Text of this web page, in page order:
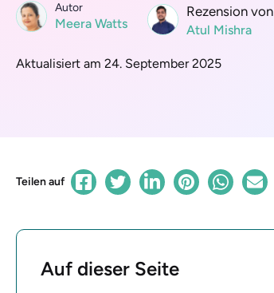
Autor
Meera Watts
Rezension von
Atul Mishra
Aktualisiert am 24. September 2025
Teilen auf
Auf dieser Seite